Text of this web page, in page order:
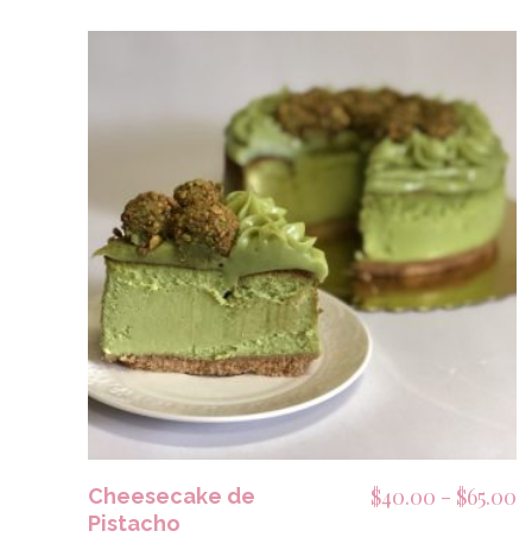
SELECCIONAR OPCIONES
Cheesecake de
Pistacho
$40.00 - $65.00